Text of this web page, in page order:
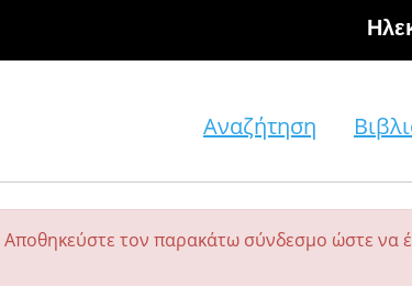
Αναζήτηση
Αποθηκεύστε τον παρακάτω σύνδεσμο ώστε να